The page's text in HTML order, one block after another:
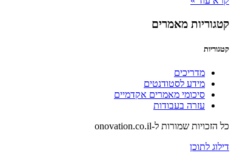
קטגוריות מאמרים
קטגוריות
מדריכים
מידע לסטודנטים
סיכומי מאמרים אקדמיים
עזרה בעבודות
כל הזכויות שמורות ל-onovation.co.il
דילוג לתוכן